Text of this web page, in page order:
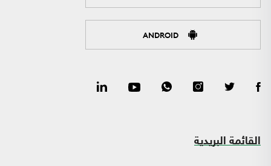
ANDROID
القائمة البريدية